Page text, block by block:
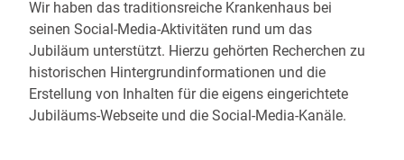
Wir haben das traditionsreiche Krankenhaus bei
seinen Social-Media-Aktivitäten rund um das
Jubiläum unterstützt. Hierzu gehörten Recherchen zu
historischen Hintergrundinformationen und die
Erstellung von Inhalten für die eigens eingerichtete
Jubiläums-Webseite und die Social-Media-Kanäle.